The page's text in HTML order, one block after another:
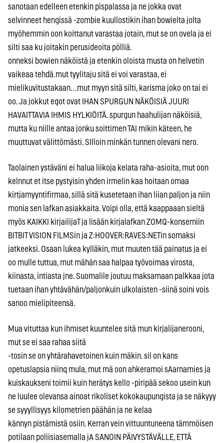
sanotaan edelleen etenkin pispalassa ja ne jokka ovat
selvinneet hengissä -zombie kuullostikin ihan bowielta jolta
myöhemmin oon koittanut varastaa jotain, mut se on ovela ja ei
silti saa ku joitakin perusideoita pölliä.
onneksi bowien näköistä ja etenkin oloista musta on helvetin
vaikeaa tehdä.mut tyylitaju sitä ei voi varastaa, ei
mielikuvitustakaan…mut myyn sitä silti, karisma joko on tai ei
oo. Ja jokkut egot ovat IHAN SPURGUN NÄKÖISIÄ JUURI
HAVAITTAVIA IHMIS HYLKIÖITÄ. spurgun haahulijan näköisiä,
mutta ku niille antaa jonku soittimen TAI mikin käteen, he
muuttuvat välittömästi. SIlloin minkän tunnen olevani nero.
Taolainen ystäväni ei halua liikoja kelata raha-asioita, mut oon
kelnnut et itse pystyisin yhden irmelin kaa hoitaan omaa
kirtjamyyntifirmaa, sillä sitä kusetetaan ihan liian paljon ja niin
monia sen lafkan asiakkaita. Voipi olla, että kaappaaan sieltä
myös KAIKKI kirjailijaT ja lisään kirjalafkan ZOMQ-konserniin
BITBIT VISION FILMSin ja Z:HOOVER:RAVES:NETin somaksi
jatkeeksi. Osaan lukea kylläkin, mut muuten tää painatus ja ei
oo mulle tuttua, mut mähän saa halpaa työvoimaa virosta,
kiinasta, intiasta jne. Suomalile joutuu maksamaan palkkaa jota
tuetaan ihan yhtävähän/paljonkuin ulkolaisten -siinä soini vois
sanoo mielipiteensä.
Mua vituttaa kun ihmiset kuuntelee sitä mun kirjalijanerooni,
mut se ei saa rahaa siitä
-tosin se on yhtärahavetoinen kuin mäkin. sil on kans
opetuslapsia niinq mula, mut mä oon ahkeramoi sAarnamies ja
kuiskaukseni toimii kuin herätys kello -piripää sekoo usein kun
ne luulee olevansa ainoat rikoliset kokokaupungista ja se näkyyy
se syyyllisyys kilometrien päähän ja ne kelaa
kännyn pistämistä osiin. Kerran vein vittuuntuneena tämmöisen
potilaan poliisiasemalla jA SANOIN PÄIVYSTÄVÄLLE, ETTÄ